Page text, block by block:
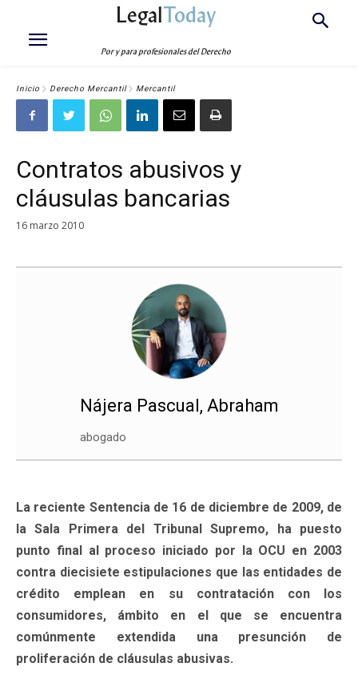
LegalToday
Por y para profesionales del Derecho
Inicio Derecho Mercantil Mercantil
Contratos abusivos y
cláusulas bancarias
16 marzo 2010
Nájera Pascual, Abraham
abogado
La reciente Sentencia de 16 de diciembre de 2009, de
la Sala Primera del Tribunal Supremo, ha puesto
punto final al proceso iniciado por la OCU en 2003
contra diecisiete estipulaciones que las entidades de
crédito emplean en su contratación con los
consumidores, ámbito en el que se encuentra
comúnmente extendida una presunción de
proliferación de cláusulas abusivas.